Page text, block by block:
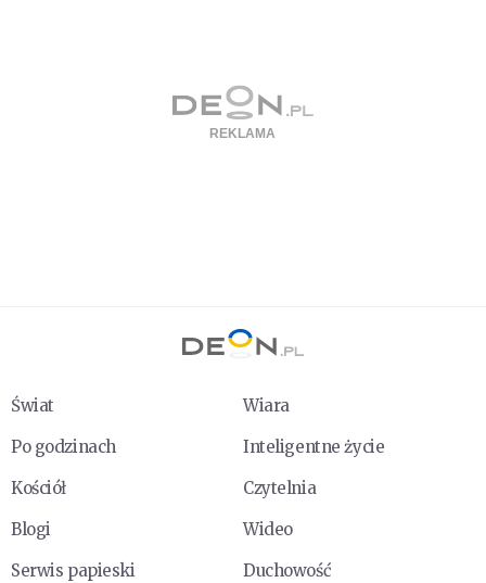
Świat
Wiara
Po godzinach
Inteligentne życie
Kościół
Czytelnia
Blogi
Wideo
Serwis papieski
Duchowość